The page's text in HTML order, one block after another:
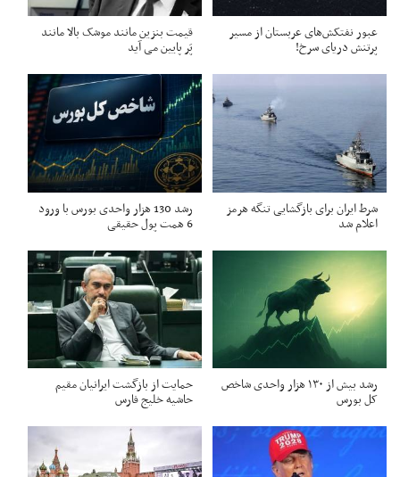
عبور نفتکش‌های عربستان از مسیر
پرتنش دریای سرخ!
قیمت بنزین مانند موشک بالا مانند
پَر پایین می آید
شرط ایران برای بازگشایی تنگه هرمز
اعلام شد
رشد 130 هزار واحدی بورس با ورود
6 همت پول حقیقی
رشد بیش از ۱۳۰ هزار واحدی شاخص
کل بورس
حمایت از بازگشت ایرانیان مقیم
حاشیه خلیج فارس